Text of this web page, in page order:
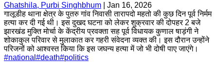
Ghatshila, Purbi Singhbhum
Jan 16, 2026
गालूडीह थाना क्षेत्र के पुतरु गांव निवासी तारापदो महतो की कुछ दिन पूर्व निर्मम
हत्या कर दी गई थी। इस दुखद घटना को लेकर शुक्रवार की दोपहर 2 बजे
झारखंड मुक्ति मोर्चा के केंद्रीय प्रवक्ता सह पूर्व विधायक कुणाल षाड़ंगी ने
शोकाकुल परिवार से मुलाकात कर गहरी संवेदना व्यक्त की। इस दौरान उन्होंने
परिजनों को आश्वस्त किया कि इस जघन्य हत्या में जो भी दोषी पाए जाएंगे।
#national #death#politics